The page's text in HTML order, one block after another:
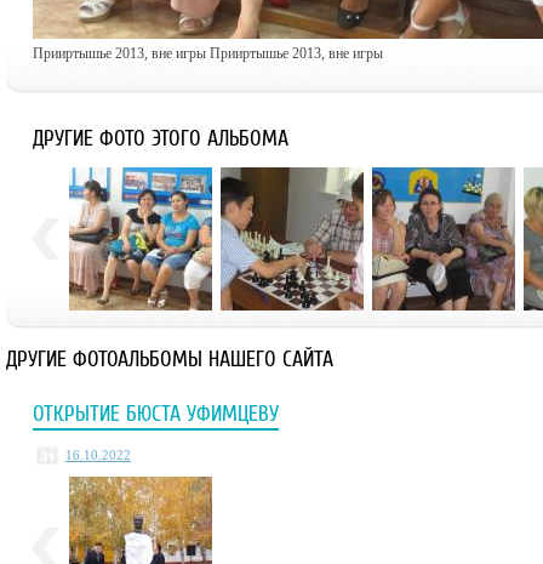
Прииртышье 2013, вне игры Прииртышье 2013, вне игры
ДРУГИЕ ФОТО ЭТОГО АЛЬБОМА
ДРУГИЕ ФОТОАЛЬБОМЫ НАШЕГО САЙТА
ОТКРЫТИЕ БЮСТА УФИМЦЕВУ
16.10.2022